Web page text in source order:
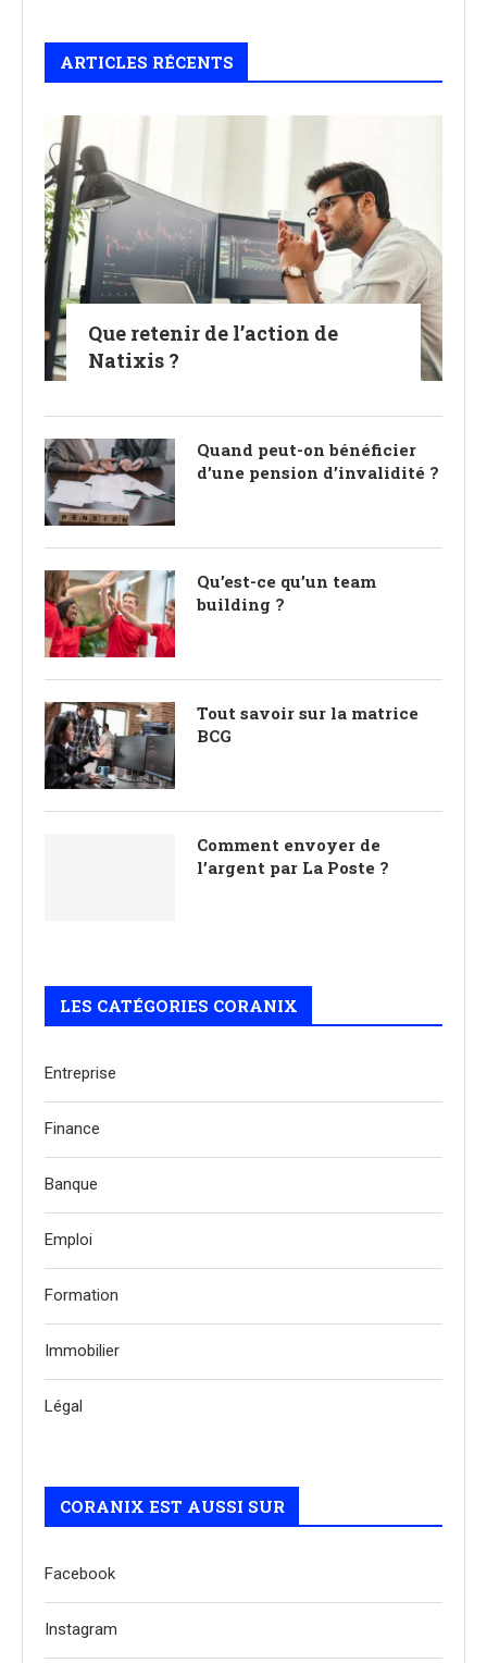
ARTICLES RÉCENTS
Que retenir de l’action de
Natixis ?
Quand peut-on bénéficier
d’une pension d’invalidité ?
Qu’est-ce qu’un team
building ?
Tout savoir sur la matrice
BCG
Comment envoyer de
l’argent par La Poste ?
LES CATÉGORIES CORANIX
Entreprise
Finance
Banque
Emploi
Formation
Immobilier
Légal
CORANIX EST AUSSI SUR
Facebook
Instagram